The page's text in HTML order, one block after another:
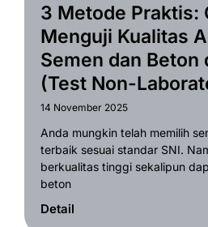
3 Metode Praktis:
Menguji Kualitas
Semen dan Beton
(Test Non-
14 November 2025
Anda mungkin telah memilih
terbaik sesuai standar SNI.
berkualitas tinggi sekalipun
beton
Detail